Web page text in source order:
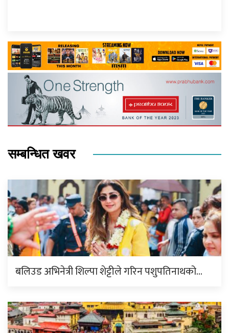
सम्बन्धित खवर
बलिउड अभिनेत्री शिल्पा शेट्टीले गरिन पशुपतिनाथको…